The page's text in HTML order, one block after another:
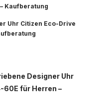
Kaufberatung
Uhr Citizen Eco-Drive
Designer Uhr
für Herren –